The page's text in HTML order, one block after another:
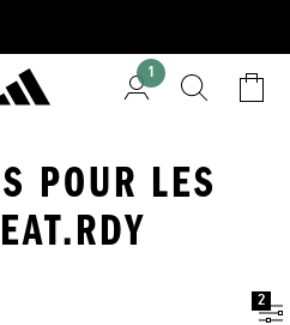
1
POUR LES
2